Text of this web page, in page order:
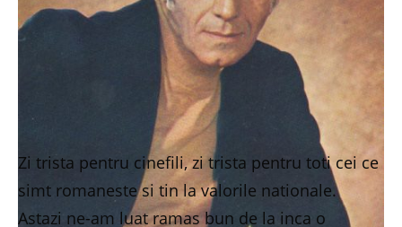
Zi trista pentru cinefili, zi trista pentru toti cei ce
simt romaneste si tin la valorile nationale.
Astazi ne-am luat ramas bun de la inca o